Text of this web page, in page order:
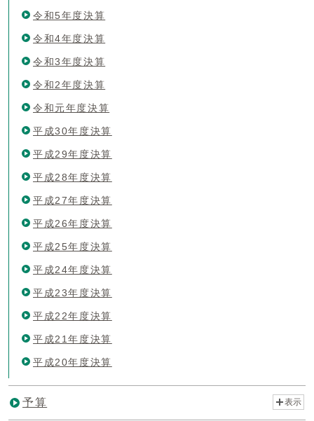
令和5年度決算
令和4年度決算
令和3年度決算
令和2年度決算
令和元年度決算
平成30年度決算
平成29年度決算
平成28年度決算
平成27年度決算
平成26年度決算
平成25年度決算
平成24年度決算
平成23年度決算
平成22年度決算
平成21年度決算
平成20年度決算
予算 表示